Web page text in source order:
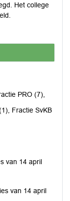
Het college
PRO (7),
Fractie SvKB
van 14 april
van 14 april